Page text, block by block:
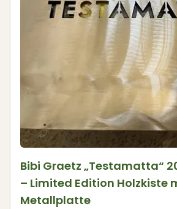
Bibi Graetz „Testamatta“
– Limited Edition Holzkiste
Metallplatte